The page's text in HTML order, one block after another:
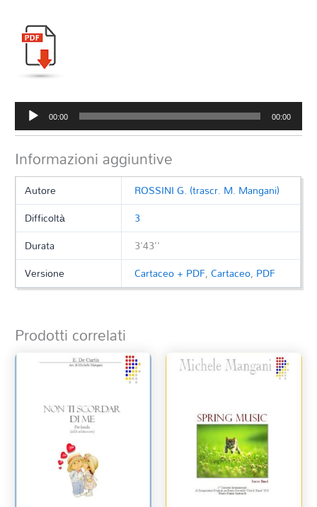
Audio
Player
00:00 00:00
Informazioni aggiuntive
Autore
ROSSINI G. (trascr. M. Mangani)
Difficoltà
3
Durata
3'43''
Versione
Cartaceo + PDF,Cartaceo, PDF
Prodotti correlati